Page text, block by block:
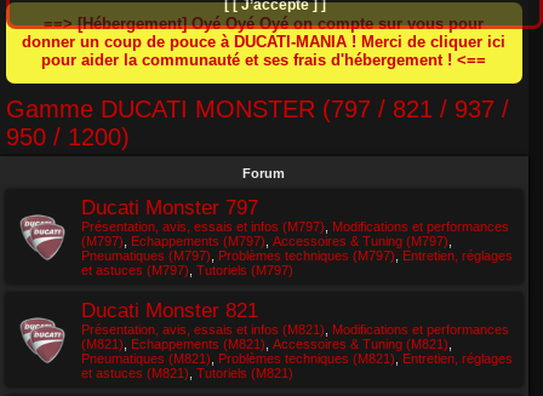
==> [Hébergement] Oyé Oyé Oyé on compte sur vous pour
donner un coup de pouce à DUCATI-MANIA ! Merci de cliquer ici
pour aider la communauté et ses frais d'hébergement ! <==
Gamme DUCATI MONSTER (797 / 821 / 937 /
950 / 1200)
Forum
Ducati Monster 797
Présentation, avis, essais et infos (M797)
Modifications et performances
(M797)
Echappements (M797) Accessoires & Tuning (M797)
Pneumatiques (M797)
Problèmes techniques (M797)
Entretien, réglages
et astuces (M797) Tutoriels (M797)
Ducati Monster 821
Présentation, avis, essais et infos (M821)
Modifications et performances
(M821)
Echappements (M821) Accessoires & Tuning (M821)
Pneumatiques (M821)
Problèmes techniques (M821)
Entretien, réglages
et astuces (M821) Tutoriels (M821)
[ [ J’accepte ] ]